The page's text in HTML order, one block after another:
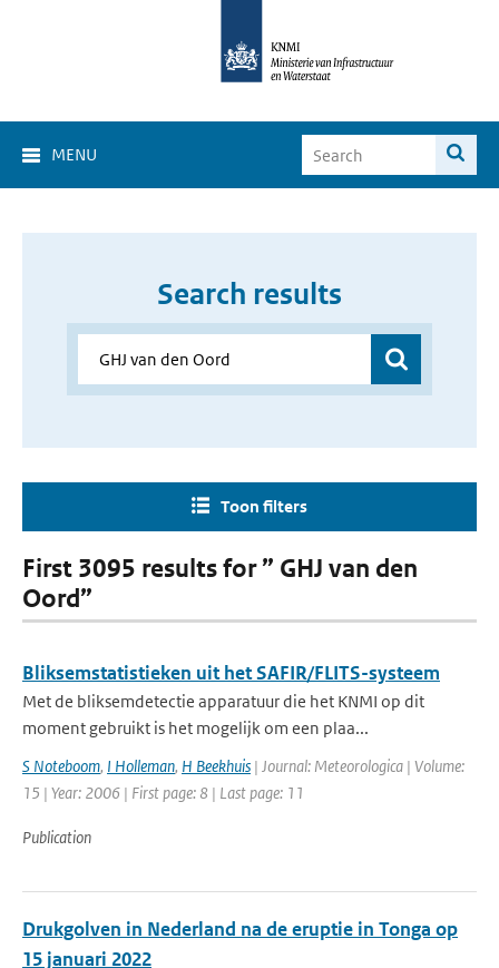
MENU
Search results
Toon filters
First 3095 results for ” GHJ van den
Oord”
Bliksemstatistieken uit het SAFIR/FLITS-systeem
Met de bliksemdetectie apparatuur die het KNMI op dit
moment gebruikt is het mogelijk om een plaa...
S Noteboom, I Holleman, H Beekhuis | Journal: Meteorologica | Volume:
15 | Year: 2006 | First page: 8 | Last page: 11
Publication
Drukgolven in Nederland na de eruptie in Tonga op
15 januari 2022